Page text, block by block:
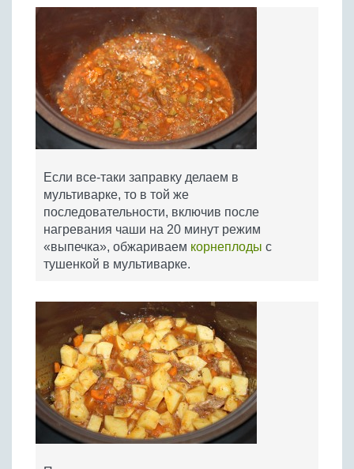
Если все-таки заправку делаем в
мультиварке, то в той же
последовательности, включив после
нагревания чаши на 20 минут режим
«выпечка», обжариваем корнеплоды с
тушенкой в мультиварке.